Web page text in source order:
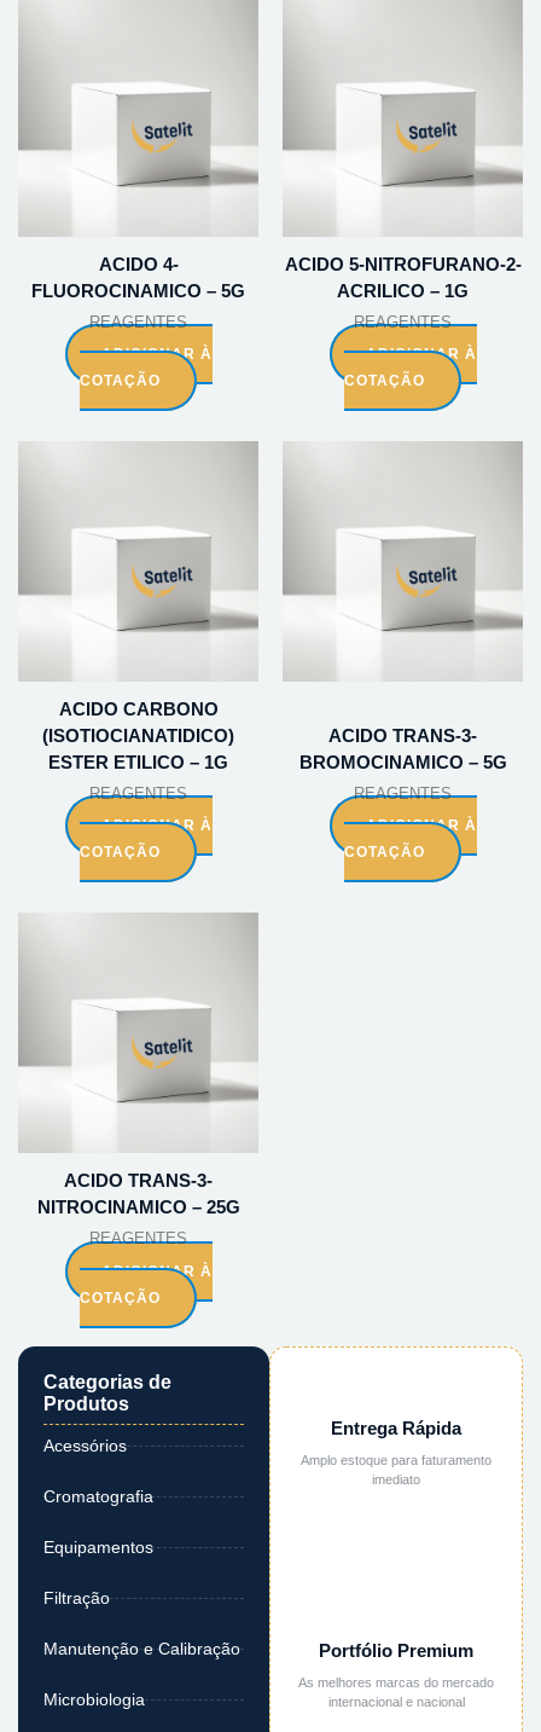
Categorias de
Produtos
Acessórios
Cromatografia
Equipamentos
Filtração
Manutenção e Calibração
Microbiologia
Entrega Rápida
Amplo estoque para faturamento
imediato
Portfólio Premium
As melhores marcas do mercado
internacional e nacional
ACIDO 4-
FLUOROCINAMICO – 5G
REAGENTES
ADICIONAR À
COTAÇÃO
ACIDO 5-NITROFURANO-2-
ACRILICO – 1G
REAGENTES
ADICIONAR À
COTAÇÃO
ACIDO CARBONO
(ISOTIOCIANATIDICO)
ESTER ETILICO – 1G
REAGENTES
ADICIONAR À
COTAÇÃO
ACIDO TRANS-3-
BROMOCINAMICO – 5G
REAGENTES
ADICIONAR À
COTAÇÃO
ACIDO TRANS-3-
NITROCINAMICO – 25G
REAGENTES
ADICIONAR À
COTAÇÃO